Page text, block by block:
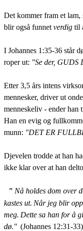
Det kommer fram et lam,
blir også funnet verdig til
I Johannes 1:35-36 står
roper ut: "Se der, GUDS
Etter 3,5 års intens
mennesker, driver ut
menneskeliv - ender han
Han en evig og
munn: "DET ER
Djevelen trodde at han
ikke klar over at han
" Nå holdes dom over
kastes ut. Når jeg blir
meg. Dette sa han for å
dø." (Johannes 12:31-33)